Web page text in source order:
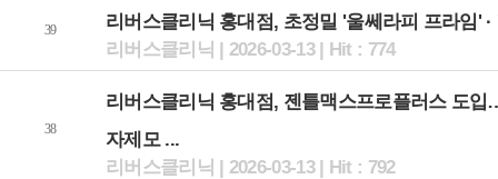
39
리버스클리닉 홍대점, 초정밀 '울쎄라피 프라임' ·
리버스클리닉 | 2026-03-13 | Hit : 774
38
리버스클리닉 홍대점, 젠틀맥스프로플러스 도
자제모 ...
리버스클리닉 | 2026-03-13 | Hit : 792